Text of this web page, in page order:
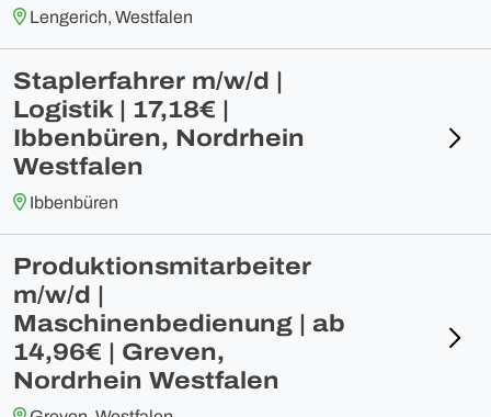
Lengerich, Westfalen
Staplerfahrer m/w/d |
Logistik | 17,18€ |
Ibbenbüren, Nordrhein
Westfalen
Ibbenbüren
Produktionsmitarbeiter
m/w/d |
Maschinenbedienung | ab
14,96€ | Greven,
Nordrhein Westfalen